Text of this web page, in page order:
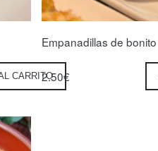
CARRITO
Empanadillas de bonito
2.50€